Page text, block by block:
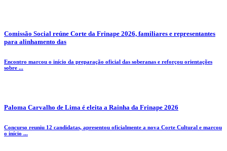
Comissão Social reúne Corte da Frinape 2026, familiares e representantes
para alinhamento das
Encontro marcou o início da preparação oficial das soberanas e reforçou orientações
sobre ...
Paloma Carvalho de Lima é eleita a Rainha da Frinape 2026
Concurso reuniu 12 candidatas, apresentou oficialmente a nova Corte Cultural e marcou
o início ...